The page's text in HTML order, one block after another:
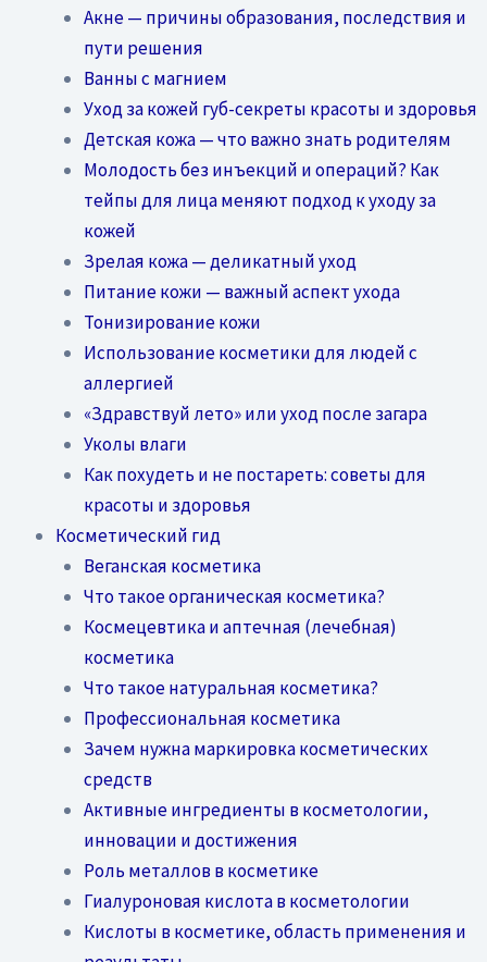
Акне — причины образования, последствия и
пути решения
Ванны с магнием
Уход за кожей губ-секреты красоты и здоровья
Детская кожа — что важно знать родителям
Молодость без инъекций и операций? Как
тейпы для лица меняют подход к уходу за
кожей
Зрелая кожа — деликатный уход
Питание кожи — важный аспект ухода
Тонизирование кожи
Использование косметики для людей с
аллергией
«Здравствуй лето» или уход после загара
Уколы влаги
Как похудеть и не постареть: советы для
красоты и здоровья
Косметический гид
Веганская косметика
Что такое органическая косметика?
Космецевтика и аптечная (лечебная)
косметика
Что такое натуральная косметика?
Профессиональная косметика
Зачем нужна маркировка косметических
средств
Активные ингредиенты в косметологии,
инновации и достижения
Роль металлов в косметике
Гиалуроновая кислота в косметологии
Кислоты в косметике, область применения и